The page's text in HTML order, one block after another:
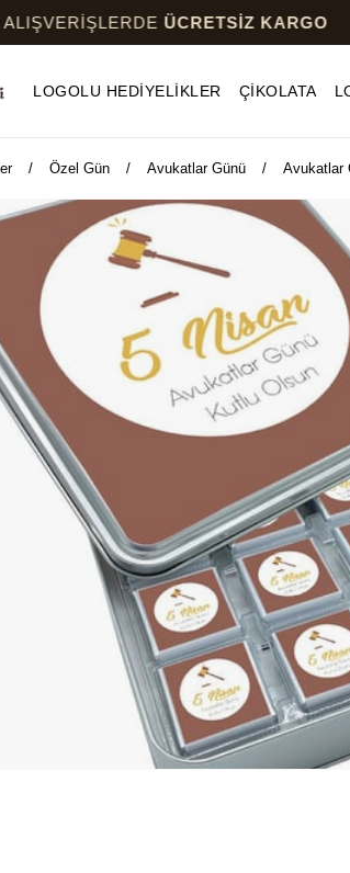
ÜCRETSİZ KARGO 800
LOGOLU HEDİYELİKLER ÇİKOLATA
Özel Gün Avukatlar Günü Avukatlar